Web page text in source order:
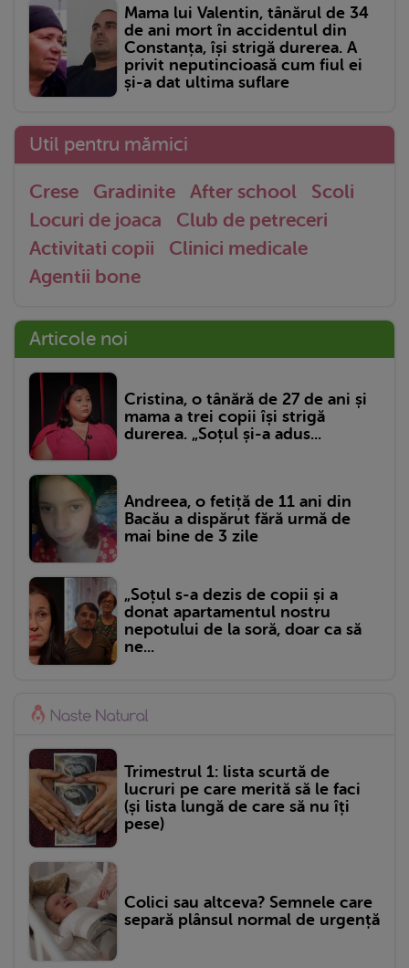
Mama lui Valentin, tânărul de 34
de ani mort în accidentul din
Constanța, își strigă durerea. A
privit neputincioasă cum fiul ei
și-a dat ultima suflare
Util pentru mămici
Crese Gradinite After school
Scoli
Locuri de joaca
Club de petreceri
Activitati copii
Clinici medicale
Agentii bone
Articole noi
Cristina, o tânără de 27 de ani și
mama a trei copii își strigă
durerea. „Soțul și-a adus...
Andreea, o fetiță de 11 ani din
Bacău a dispărut fără urmă de
mai bine de 3 zile
„Soțul s-a dezis de copii și a
donat apartamentul nostru
nepotului de la soră, doar ca să
ne...
Trimestrul 1: lista scurtă de
lucruri pe care merită să le faci
(și lista lungă de care să nu îți
pese)
Colici sau altceva? Semnele care
separă plânsul normal de urgență